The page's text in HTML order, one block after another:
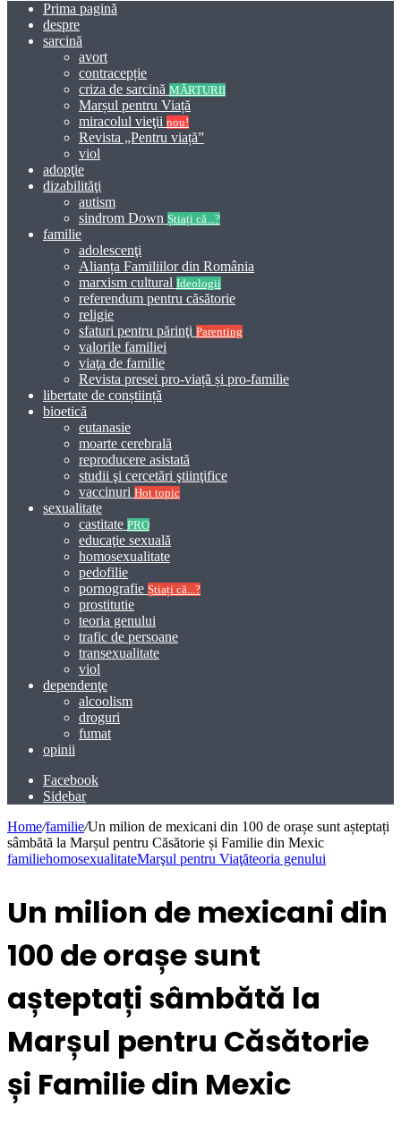
Prima pagină
despre
sarcină
avort
contracepție
criza de sarcină MĂRTURII
Marșul pentru Viață
miracolul vieţii nou!
Revista „Pentru viață”
viol
adopţie
dizabilităţi
autism
sindrom Down Știați că...?
familie
adolescenţi
Alianța Familiilor din România
marxism cultural Ideologii
referendum pentru căsătorie
religie
sfaturi pentru părinţi Parenting
valorile familiei
viaţa de familie
Revista presei pro-viață și pro-familie
libertate de conștiință
bioetică
eutanasie
moarte cerebrală
reproducere asistată
studii şi cercetări ştiinţifice
vaccinuri Hot topic
sexualitate
castitate PRO
educaţie sexuală
homosexualitate
pedofilie
pornografie Știați că...?
prostitutie
teoria genului
trafic de persoane
transexualitate
viol
dependenţe
alcoolism
droguri
fumat
opinii
Facebook
Sidebar
Home/familie/Un milion de mexicani din 100 de orașe sunt așteptați
sâmbătă la Marșul pentru Căsătorie și Familie din Mexic
familiehomosexualitateMarşul pentru Viaţăteoria genului
Un milion de mexicani din
100 de orașe sunt
așteptați sâmbătă la
Marșul pentru Căsătorie
și Familie din Mexic